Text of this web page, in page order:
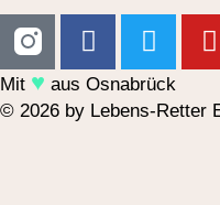
Mit ♥︎ aus Osnabrück
© 2026 by Lebens-Retter